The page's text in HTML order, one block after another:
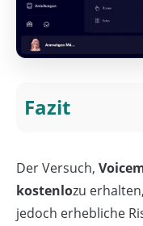
Fazit
Der Versuch,
kostenlozu
jedoch erhebliche